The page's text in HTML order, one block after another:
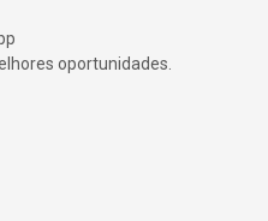
oportunidades.